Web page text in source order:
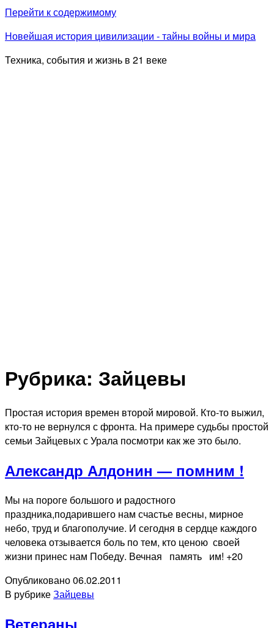
Перейти к содержимому
Новейшая история цивилизации - тайны войны и мира
Техника, события и жизнь в 21 веке
Рубрика: Зайцевы
Простая история времен второй мировой. Кто-то выжил,
кто-то не вернулся с фронта. На примере судьбы простой
семьи Зайцевых с Урала посмотри как же это было.
Александр Алдонин — помним !
Мы на пороге большого и радостного
праздника,подарившего нам счастье весны, мирное
небо, труд и благополучие. И сегодня в сердце каждого
человека отзывается боль по тем, кто ценою своей
жизни принес нам Победу. Вечная память им! +20
Опубликовано06.02.2011
В рубрикеЗайцевы
Ветераны